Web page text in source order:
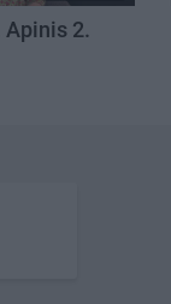
Apinis 2.